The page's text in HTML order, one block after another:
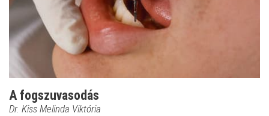
A fogszuvasodás
Dr. Kiss Melinda Viktória